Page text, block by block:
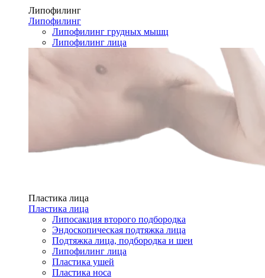
Липофилинг
Липофилинг
Липофилинг грудных мышц
Липофилинг лица
Пластика лица
Пластика лица
Липосакция второго подбородка
Эндоскопическая подтяжка лица
Подтяжка лица, подбородка и шеи
Липофилинг лица
Пластика ушей
Пластика носа